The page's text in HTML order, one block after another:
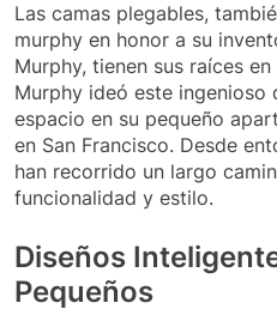
Las camas plegables,
murphy en honor a su
Murphy, tienen sus raíces
Murphy ideó este ingenioso
espacio en su pequeño
en San Francisco. Desde
han recorrido un largo
funcionalidad y estilo.
Diseños
Pequeños